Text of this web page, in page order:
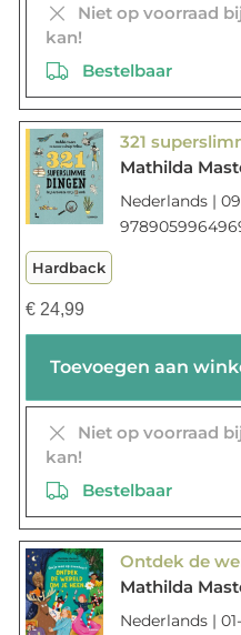
Niet op voorraad
kan!
Bestelbaar
Mathilda
Nederlands |
Hardback
€24,99
Toevoegen aan
Niet op voorraad
kan!
Bestelbaar
Ontdek de
Mathilda
Nederlands |